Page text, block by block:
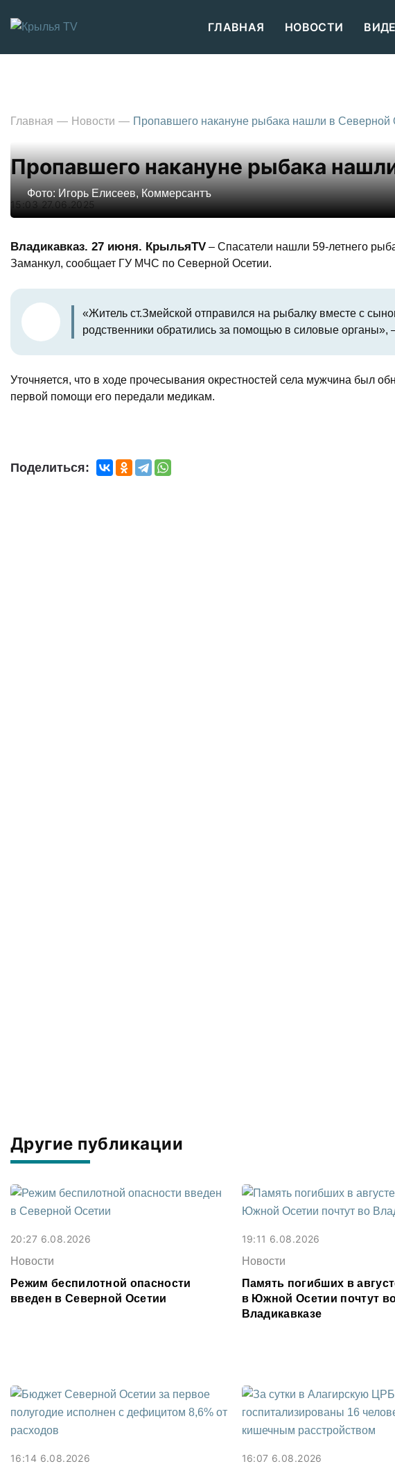
ГЛАВНАЯ НОВОСТИ
Главная Новости Пропавшего накануне рыбака нашли в Северной
Пропавшего накануне рыбака
15:03 27.06.2025
Фото: Игорь Елисеев, Коммерсантъ
Владикавказ. 27 июня. КрыльяTV – Спасатели нашли 59-летнего
Заманкул, сообщает ГУ МЧС по Северной Осетии.
«Житель ст.Змейской отправился на рыбалку вместе c
родственники обратились за помощью в силовые органы»,
Уточняется, что в ходе прочесывания окрестностей села мужчина был
первой помощи его передали медикам.
Поделиться:
Другие публикации
20:27 6.08.2026
Новости
Режим беспилотной опасности
введен в Северной Осетии
19:11 6.08.2026
Новости
Память погибших в
в Южной Осетии почтут
Владикавказе
16:14 6.08.2026
16:07 6.08.2026